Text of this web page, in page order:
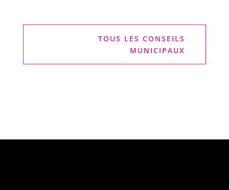
TOUS LES CONSEILS
MUNICIPAUX